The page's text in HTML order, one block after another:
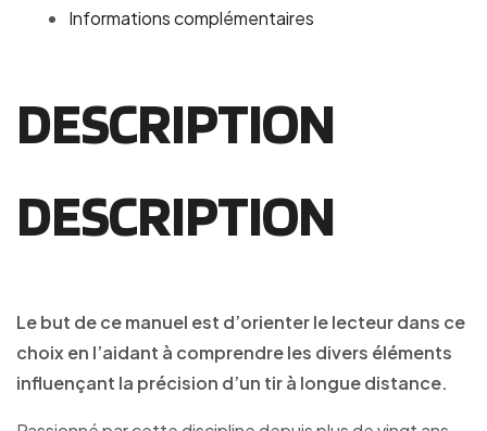
Informations complémentaires
DESCRIPTION
DESCRIPTION
Le but de ce manuel est d’orienter le lecteur dans ce
choix en l’aidant à comprendre les divers éléments
influençant la précision d’un tir à longue distance.